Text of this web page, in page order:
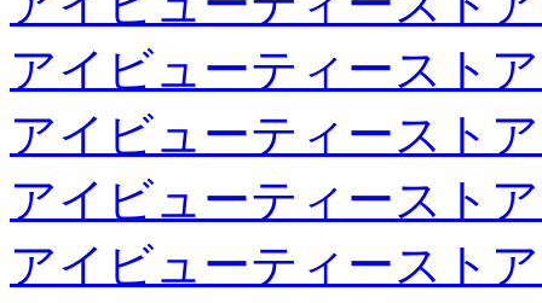
アイビューティースト
アイビューティースト
アイビューティースト
アイビューティースト